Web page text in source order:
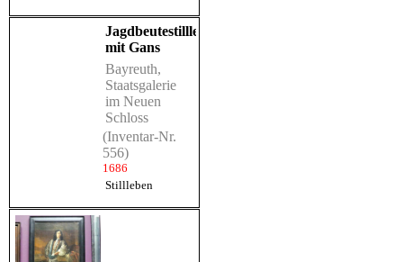
Jagdbeutestillleben
mit Gans
Bayreuth,
Staatsgalerie
im Neuen
Schloss
(Inventar-Nr.
556)
1686
Stillleben